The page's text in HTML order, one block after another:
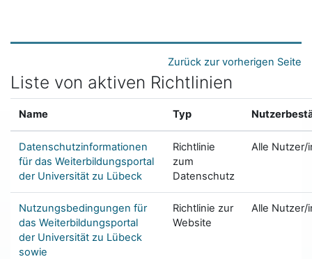
Zurück zur vorherigen Seite
Liste von aktiven Richtlinien
Name Typ
Datenschutzinformationen
für das Weiterbildungsportal
der Universität zu Lübeck
Richtlinie
zum
Datenschutz
Alle Nutzer/
Nutzungsbedingungen für
das Weiterbildungsportal
der Universität zu Lübeck
sowie
Richtlinie zur
Website
Alle Nutzer/